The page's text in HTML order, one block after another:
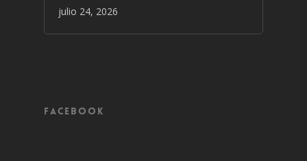
julio 24, 2026
Facebook